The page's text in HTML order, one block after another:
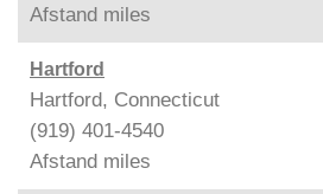
Afstand miles
Hartford
Hartford, Connecticut
(919) 401-4540
Afstand miles